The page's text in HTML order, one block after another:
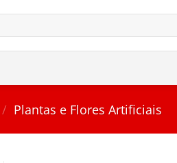
/ Plantas e Flores Artificiais